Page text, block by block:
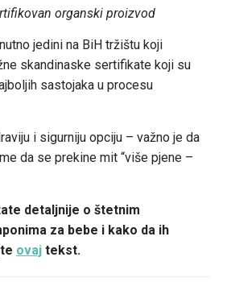
organski proizvod
jedini na BiH tržištu koji
skandinaske sertifikate koji su
sastojaka u procesu
i sigurniju opciju – važno je da
da se prekine mit “više pjene –
detaljnije o štetnim
za bebe i kako da ih
ovaj tekst.